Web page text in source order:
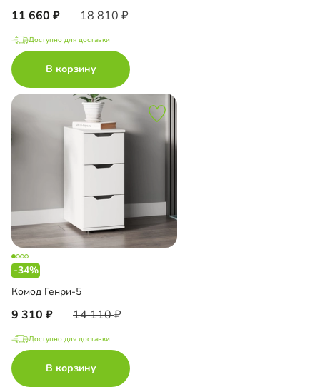
11 660 18 810
Доступно для доставки
В корзину
-34%
Комод Генри-5
9 310 14 110
Доступно для доставки
В корзину